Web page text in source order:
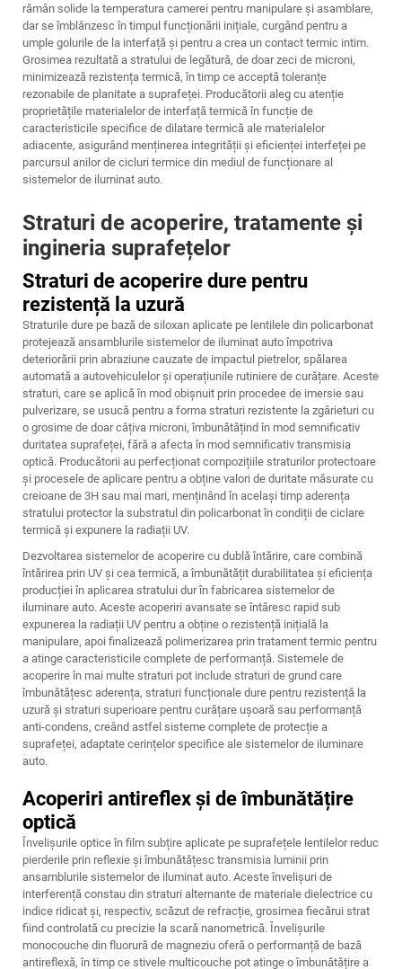
rămân solide la temperatura camerei pentru manipulare și asamblare,
dar se îmblânzesc în timpul funcționării inițiale, curgând pentru a
umple golurile de la interfață și pentru a crea un contact termic intim.
Grosimea rezultată a stratului de legătură, de doar zeci de microni,
minimizează rezistența termică, în timp ce acceptă toleranțe
rezonabile de planitate a suprafeței. Producătorii aleg cu atenție
proprietățile materialelor de interfață termică în funcție de
caracteristicile specifice de dilatare termică ale materialelor
adiacente, asigurând menținerea integrității și eficienței interfeței pe
parcursul anilor de cicluri termice din mediul de funcționare al
sistemelor de iluminat auto.
Straturi de acoperire, tratamente și
ingineria suprafețelor
Straturi de acoperire dure pentru
rezistență la uzură
Straturile dure pe bază de siloxan aplicate pe lentilele din policarbonat
protejează ansamblurile sistemelor de iluminat auto împotriva
deteriorării prin abraziune cauzate de impactul pietrelor, spălarea
automată a autovehiculelor și operațiunile rutiniere de curățare. Aceste
straturi, care se aplică în mod obișnuit prin procedee de imersie sau
pulverizare, se usucă pentru a forma straturi rezistente la zgârieturi cu
o grosime de doar câțiva microni, îmbunătățind în mod semnificativ
duritatea suprafeței, fără a afecta în mod semnificativ transmisia
optică. Producătorii au perfecționat compozițiile straturilor protectoare
și procesele de aplicare pentru a obține valori de duritate măsurate cu
creioane de 3H sau mai mari, menținând în același timp aderența
stratului protector la substratul din policarbonat în condiții de ciclare
termică și expunere la radiații UV.
Dezvoltarea sistemelor de acoperire cu dublă întărire, care combină
întărirea prin UV și cea termică, a îmbunătățit durabilitatea și eficiența
producției în aplicarea stratului dur în fabricarea sistemelor de
iluminare auto. Aceste acoperiri avansate se întăresc rapid sub
expunerea la radiații UV pentru a obține o rezistență inițială la
manipulare, apoi finalizează polimerizarea prin tratament termic pentru
a atinge caracteristicile complete de performanță. Sistemele de
acoperire în mai multe straturi pot include straturi de grund care
îmbunătățesc aderența, straturi funcționale dure pentru rezistență la
uzură și straturi superioare pentru curățare ușoară sau performanță
anti-condens, creând astfel sisteme complete de protecție a
suprafeței, adaptate cerințelor specifice ale sistemelor de iluminare
auto.
Acoperiri antireflex și de îmbunătățire
optică
Învelișurile optice în film subțire aplicate pe suprafețele lentilelor reduc
pierderile prin reflexie și îmbunătățesc transmisia luminii prin
ansamblurile sistemelor de iluminat auto. Aceste învelișuri de
interferență constau din straturi alternante de materiale dielectrice cu
indice ridicat și, respectiv, scăzut de refracție, grosimea fiecărui strat
fiind controlată cu precizie la scară nanometrică. Învelișurile
monocouche din fluorură de magneziu oferă o performanță de bază
antireflexă, în timp ce stivele multicouche pot atinge o îmbunătățire a